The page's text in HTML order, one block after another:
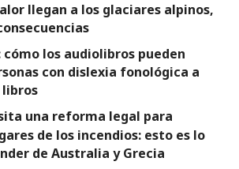
llegan a los glaciares alpinos,
cómo los audiolibros pueden
con dislexia fonológica a
una reforma legal para
de los incendios: esto es lo
de Australia y Grecia